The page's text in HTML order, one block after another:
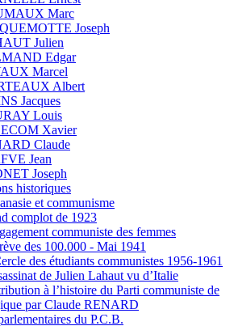
Marc
Joseph
Julien
Edgar
Marcel
Albert
Jacques
Louis
Xavier
Claude
Jean
Joseph
historiques
et communisme
complot de 1923
communiste des femmes
des 100.000 - Mai 1941
des étudiants communistes 1956-1961
de Julien Lahaut vu d’Italie
à l’histoire du Parti communiste de
par Claude RENARD
du P.C.B.